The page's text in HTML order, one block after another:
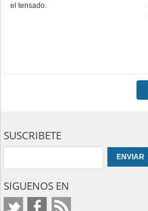
el tensado.
SUSCRIBETE
SIGUENOS EN